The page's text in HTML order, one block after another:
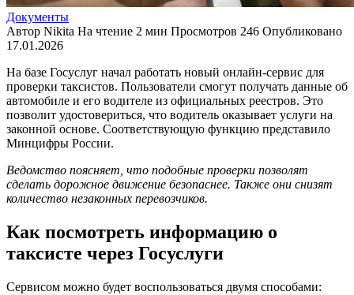
Документы
Автор Nikita На чтение 2 мин Просмотров 246 Опубликовано
17.01.2026
На базе Госуслуг начал работать новый онлайн-сервис для
проверки таксистов. Пользователи смогут получать данные об
автомобиле и его водителе из официальных реестров. Это
позволит удостовериться, что водитель оказывает услуги на
законной основе. Соответствующую функцию представило
Минцифры России.
Ведомство поясняет, что подобные проверки позволят
сделать дорожное движение безопаснее. Также они снизят
количество незаконных перевозчиков.
Как посмотреть информацию о
таксисте через Госуслуги
Сервисом можно будет воспользоваться двумя способами: